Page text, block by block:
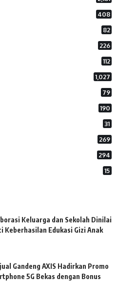
408
82
226
112
1,027
79
190
31
269
294
15
Keluarga dan Sekolah Dinilai
Keberhasilan Edukasi Gizi Anak
Gandeng AXIS Hadirkan Promo
5G Bekas dengan Bonus